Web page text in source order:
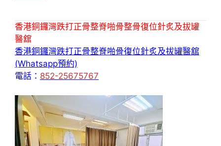
香港銅鑼灣跌打正骨整脊啪骨整骨復位針炙及拔罐
醫舘
香港銅鑼灣跌打正骨整脊啪骨復位針炙及拔罐醫舘
(Whatsapp預約)
電話： 852-25675767